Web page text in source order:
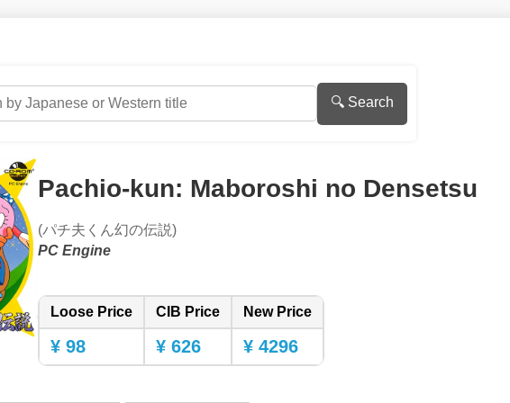
🔍 Search
Pachio-kun: Maboroshi no Densetsu
(パチ夫くん幻の伝説)
PC Engine
Loose Price CIB Price New Price
¥ 98 ¥ 626 ¥ 4296